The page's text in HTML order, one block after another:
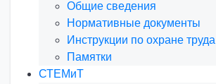
Общие сведения
Нормативные документы
Инструкции по охране труда
Памятки
СТЕМиТ